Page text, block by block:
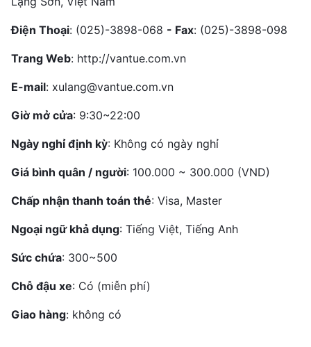
Điện Thoại: (025)-3898-068 - Fax: (025)-3898-098
Trang Web: http://vantue.com.vn
E-mail: xulang@vantue.com.vn
Giờ mở cửa: 9:30~22:00
Ngày nghỉ định kỳ: Không có ngày nghỉ
Giá bình quân / người: 100.000 ~ 300.000 (VND)
Chấp nhận thanh toán thẻ: Visa, Master
Ngoại ngữ khả dụng: Tiếng Việt, Tiếng Anh
Sức chứa: 300~500
Chỗ đậu xe: Có (miễn phí)
Giao hàng: không có